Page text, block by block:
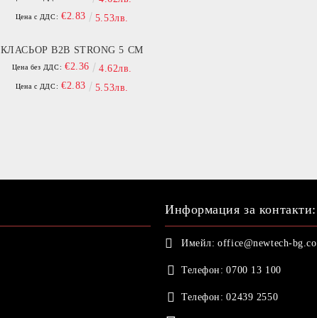
Цена с ДДС: €2.83 5.53лв.
КЛАСЬОР B2B STRONG 5 СМ
Цена без ДДС: €2.36 4.62лв.
Цена с ДДС: €2.83 5.53лв.
Информация за контакти:
Имейл: office@newtech-
Телефон: 0700 13 100
Телефон: 02439 2550